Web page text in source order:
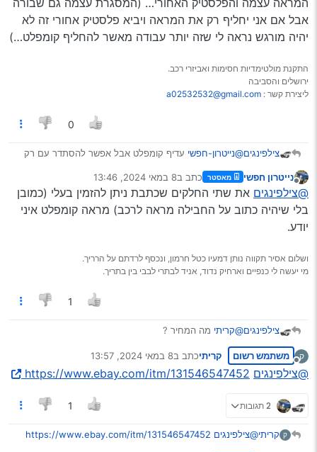
אבל אם אני יחליף רק את המראה ויביא פלסטיק אחורי זה לא
יהיה מורגש נראה לי שזה יותר עבודה מאשר להחליף קומפלט…)
התקנת מולטימדיות חסימות ואביזרי רכב.
ירושלים והסביבה
ליצירת קשר : a02532532@gmail.com
0
צילפינגים@נייטרון-חפשי עדיף קומפלט אבל אפשר להסתדר עם רק
שבורה אבל אם אני יחליף רק את המראה ויביא פלסטיק
אחורי זה לא יהיה מורגש נראה לי שזה יותר עבודה מאשר
להחליף קומפלט…)
מנותק
נייטרון חפשי מאסטר כתב ב8 במאי 2024, 13:46
נערך לאחרונה על ידי
@צילפינגים את שתי החלקים שכתבת ניתן להזמין בעלי (כמובן
בלי שיהיה כתוב על החבילה מראה לרכב) מראה קומפלט איני
יודע.
ושלום אסיר תקווה נותן דמעיו כטל חרמון, ונכסף לרדתם על הרריך.
מי יעשה לי כנפיים וארחיק נדוד, אניד לבתרי לבבי בין בתריך.
1
צילפינגים@קריתי מה המחיר ?
יש לך קישור?
ק
מנותק
משתמש רשום קריתיכתב ב8 במאי 2024, 13:57
נערך לאחרונה על ידי
@צילפינגים https://www.ebay.com/itm/131546547452
2 תגובות 1
ק קריתי@צילפינגים https://www.ebay.com/itm/131546547452